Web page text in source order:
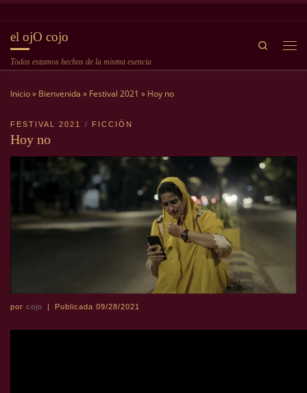
el ojO cojo
Todos estamos hechos de la misma esencia
Search
Inicio» Bienvenida » Festival 2021 » Hoy no
FESTIVAL 2021 FICCIÓN
Hoy no
por cojo | Publicada 09/28/2021